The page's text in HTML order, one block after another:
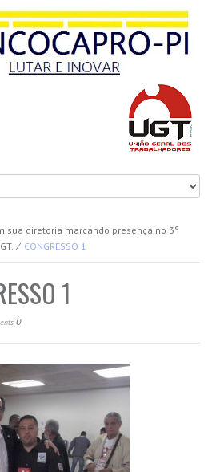
sua diretoria marcando presença no 3°
⁄ CONGRESSO 1
1
0